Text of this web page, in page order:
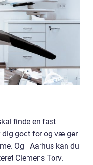
finde en fast
dig godt for og vælger
Og i Aarhus kan du
Clemens Torv.